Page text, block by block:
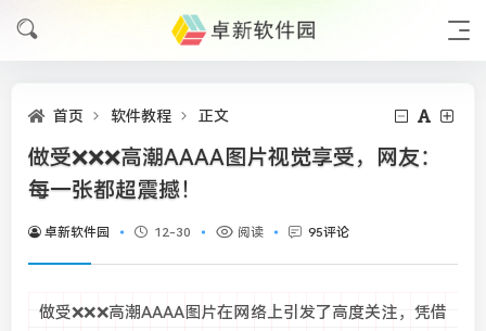
首页 软件教程 正文
做受❌❌❌高潮AAAA图片视觉享受，网友：
每一张都超震撼！
卓新软件园 12-30 阅读 95评论
做受❌❌❌高潮AAAA图片在网络上引发了高度关注，凭借